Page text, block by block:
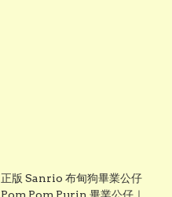
正版 Sanrio 布甸狗畢業公仔